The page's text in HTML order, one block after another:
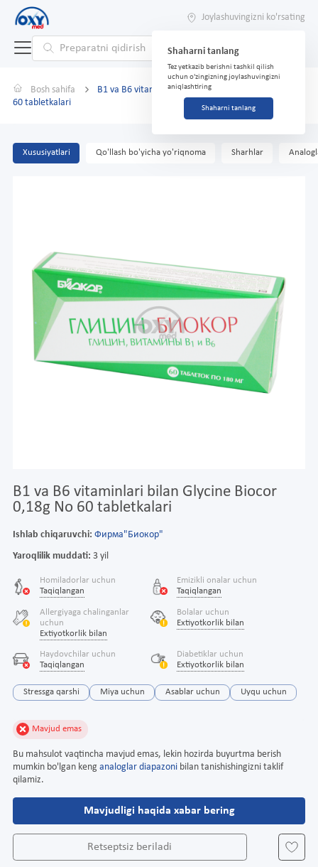
Joylashuvingizni ko'rsating
Shaharni tanlang
Tez yetkazib berishni tashkil qilish
uchun o'zingizning joylashuvingizni
aniqlashtiring
Shaharni tanlang
Bosh sahifa
B1 va B6 vitaminlari bilan Glycine Biocor 0,18g No
60 tabletkalari
Xususiyatlari Qo'llash bo'yicha yo'riqnoma Sharhlar
B1 va B6 vitaminlari bilan Glycine Biocor
0,18g No 60 tabletkalari
Ishlab chiqaruvchi: Фирма"Биокор"
Yaroqlilik muddati: 3 yil
Homiladorlar uchun
Taqiqlangan
Emizikli onalar uchun
Taqiqlangan
Allergiyaga chalinganlar
uchun
Extiyotkorlik bilan
Bolalar uchun
Extiyotkorlik bilan
Haydovchilar uchun
Taqiqlangan
Diabetiklar uchun
Extiyotkorlik bilan
Stressga qarshi Miya uchun Asablar uchun Uyqu uchun
Mavjud emas
Bu mahsulot vaqtincha mavjud emas, lekin hozirda buyurtma berish
mumkin bo'lgan keng analoglar diapazoni bilan tanishishingizni taklif
qilamiz.
Mavjudligi haqida xabar bering
Retseptsiz beriladi